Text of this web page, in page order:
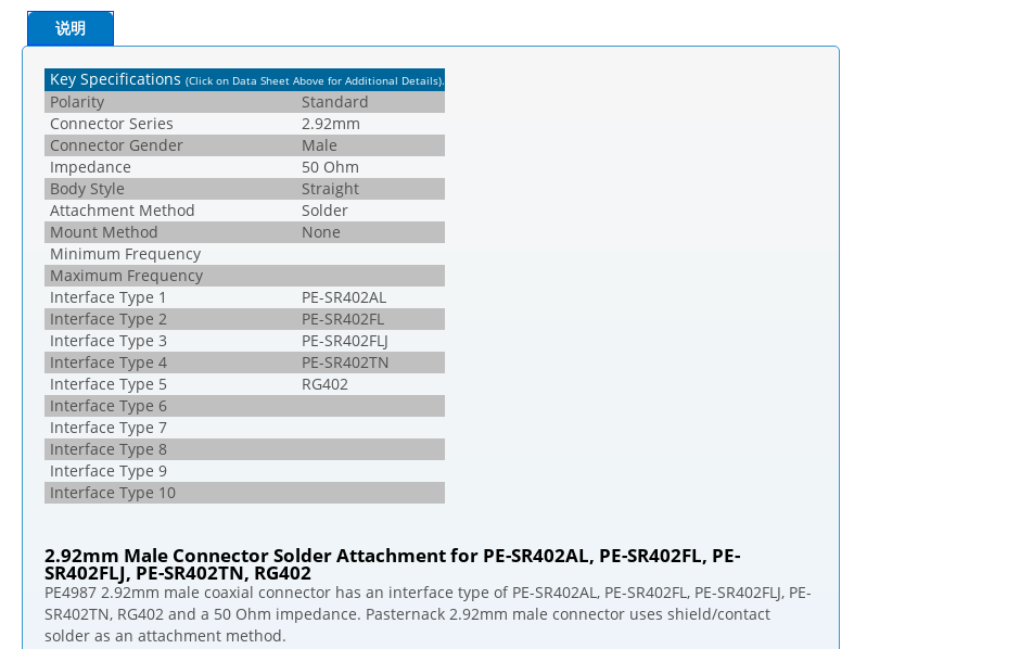
说明
Key Specifications (Click on Data Sheet Above for Additional Details).
Polarity
Standard
Connector Series
2.92mm
Connector Gender
Male
Impedance
50 Ohm
Body Style
Straight
Attachment Method
Solder
Mount Method
None
Minimum Frequency
Maximum Frequency
Interface Type 1
PE-SR402AL
Interface Type 2
PE-SR402FL
Interface Type 3
PE-SR402FLJ
Interface Type 4
PE-SR402TN
Interface Type 5
RG402
Interface Type 6
Interface Type 7
Interface Type 8
Interface Type 9
Interface Type 10
2.92mm Male Connector Solder Attachment for PE-SR402AL, PE-SR402FL, PE-
SR402FLJ, PE-SR402TN, RG402
PE4987 2.92mm male coaxial connector has an interface type of PE-SR402AL, PE-SR402FL, PE-SR402FLJ, PE-
SR402TN, RG402 and a 50 Ohm impedance. Pasternack 2.92mm male connector uses shield/contact
solder as an attachment method.